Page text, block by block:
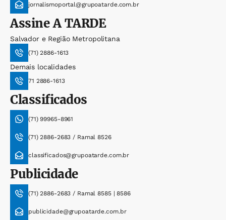
jornalismoportal@grupoatarde.com.br
AssineA TARDE
Salvador e Região Metropolitana
(71) 2886-1613
Demais localidades
71 2886-1613
Classificados
(71) 99965-8961
(71) 2886-2683 / Ramal 8526
classificados@grupoatarde.com.br
Publicidade
(71) 2886-2683 / Ramal 8585 | 8586
publicidade@grupoatarde.com.br